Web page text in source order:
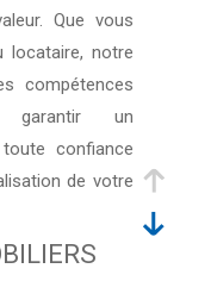
Que vous
locataire, notre
compétences
garantir un
confiance
de votre